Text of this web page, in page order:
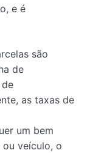
e é
são
de
as taxas de
um bem
veículo, o